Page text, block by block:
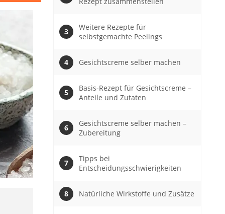
Weitere Rezepte für
selbstgemachte Peelings
Gesichtscreme selber machen
Basis-Rezept für Gesichtscreme –
Anteile und Zutaten
Gesichtscreme selber machen –
Zubereitung
Tipps bei
Entscheidungsschwierigkeiten
Natürliche Wirkstoffe und Zusätze